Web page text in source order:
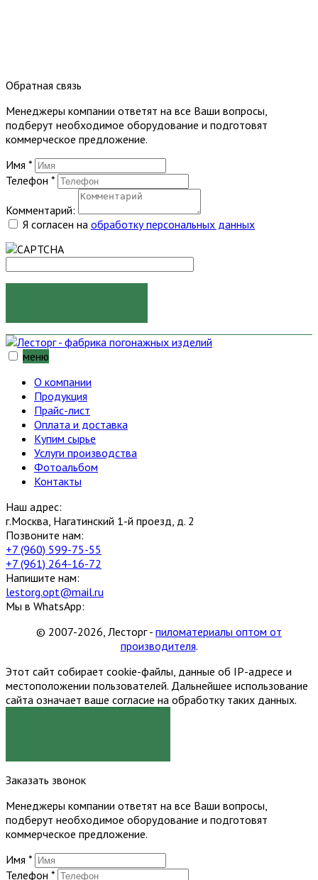
Обратная связь
Менеджеры компании ответят на все Ваши вопросы,
подберут необходимое оборудование и подготовят
коммерческое предложение.
Имя *
Телефон *
Комментарий:
Я согласен на обработку персональных данных
меню
О компании
Продукция
Прайс-лист
Оплата и доставка
Купим сырье
Услуги производства
Фотоальбом
Контакты
Наш адрес:
г.Москва, Нагатинский 1-й проезд, д. 2
Позвоните нам:
+7 (960) 599-75-55
+7 (961) 264-16-72
Напишите нам:
lestorg.opt@mail.ru
Мы в WhatsApp:
© 2007-2026, Лесторг - пиломатериалы оптом от
производителя.
Этот сайт собирает cookie-файлы, данные об IP-адресе и
местоположении пользователей. Дальнейшее использование
сайта означает ваше согласие на обработку таких данных.
Заказать звонок
Менеджеры компании ответят на все Ваши вопросы,
подберут необходимое оборудование и подготовят
коммерческое предложение.
Имя *
Телефон *